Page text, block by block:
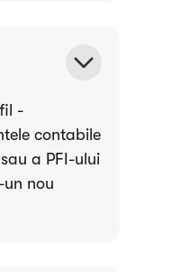
-
contabile
a PFI-ului
nou